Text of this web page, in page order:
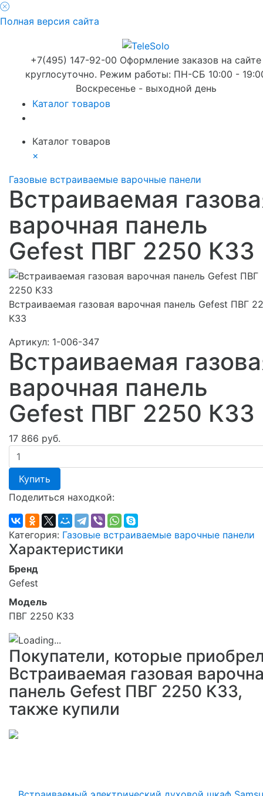
Полная версия сайта
+7(495) 147-92-00 Оформление заказов на сайте
круглосуточно. Режим работы: ПН-СБ 10:00 -
Воскресенье - выходной день
Каталог товаров
Каталог товаров
×
Газовые встраиваемые варочные панели
Встраиваемая
варочная панель
Gefest ПВГ 2250 К33
Встраиваемая газовая варочная панель Gefest ПВГ
К33
Артикул: 1-006-347
Встраиваемая
варочная панель
Gefest ПВГ 2250 К33
17 866 руб.
Купить
Поделиться находкой:
Категория: Газовые встраиваемые варочные панели
Характеристики
Бренд
Gefest
Модель
ПВГ 2250 К33
Покупатели, которые
Встраиваемая газовая
панель Gefest ПВГ 2250 К33,
также купили